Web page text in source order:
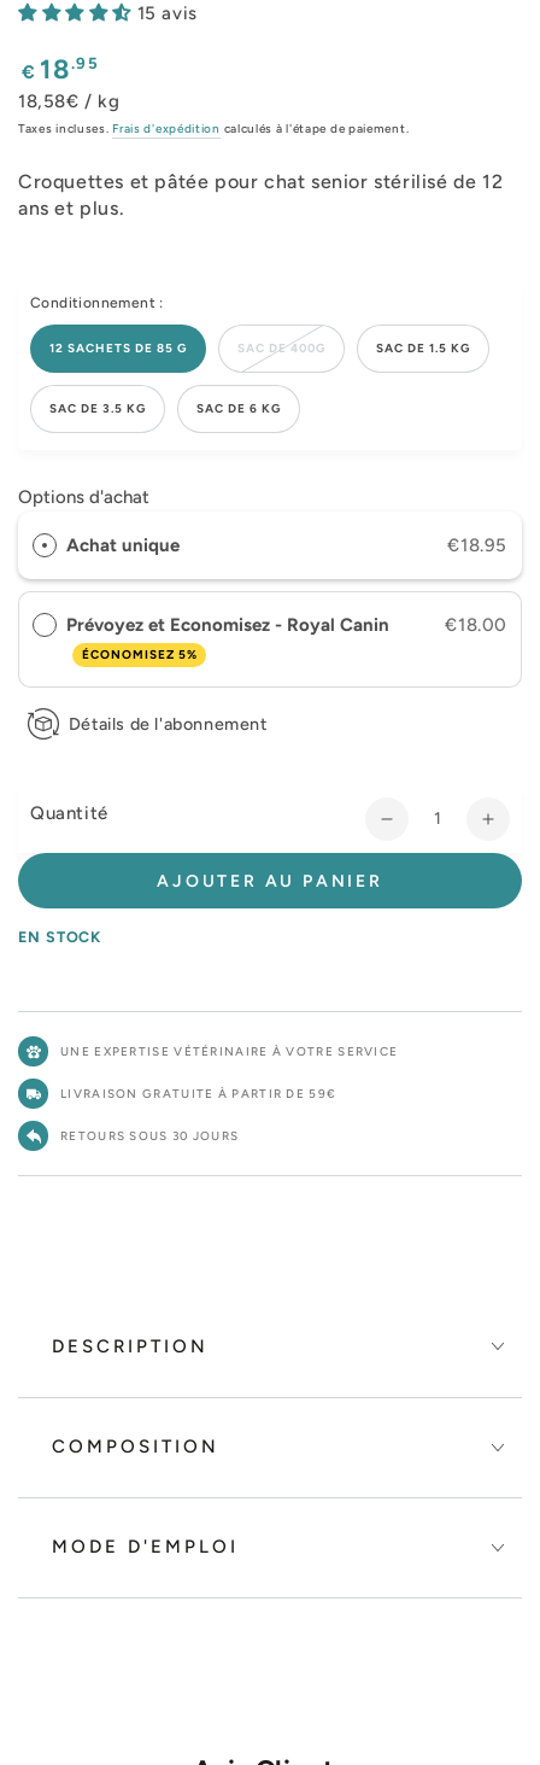
15 avis
Prix
€ 18.95
18,58€ / kg
Taxes incluses. Frais d'expédition calculés à l'étape de paiement.
Croquettes et pâtée pour chat senior stérilisé de 12
ans et plus.
Conditionnement :
12 SACHETS DE 85 G SAC DE 400G SAC DE 1.5 KG
SAC DE 3.5 KG SAC DE 6 KG
Options d'achat
Achat unique €18.95
Prévoyez et Economisez - Royal Canin
ÉCONOMISEZ 5%
€18.00
Détails de l'abonnement
Quantité
Réduire
la
de
Early
-
la
de
Early
AJOUTER AU PANIER
EN STOCK
UNE EXPERTISE VÉTÉRINAIRE À VOTRE SERVICE
LIVRAISON GRATUITE À PARTIR DE 59€
RETOURS SOUS 30 JOURS
DESCRIPTION
COMPOSITION
MODE D'EMPLOI